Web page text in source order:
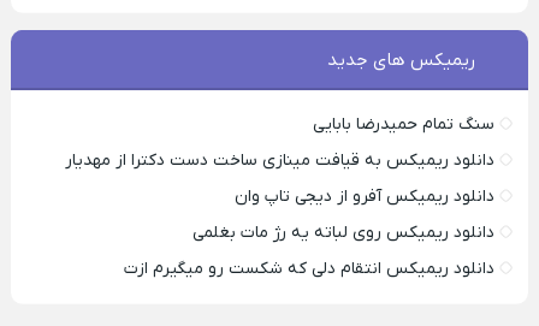
ریمیکس های جدید
سنگ تمام حمیدرضا بابایی
دانلود ریمیکس به قیافت مینازی ساخت دست دکترا از مهدیار
دانلود ریمیکس آفرو از ديجی تاپ وان
دانلود ریمیکس روی لباته یه رژ مات بغلمی
دانلود ریمیکس انتقام دلی که شکست رو میگیرم ازت